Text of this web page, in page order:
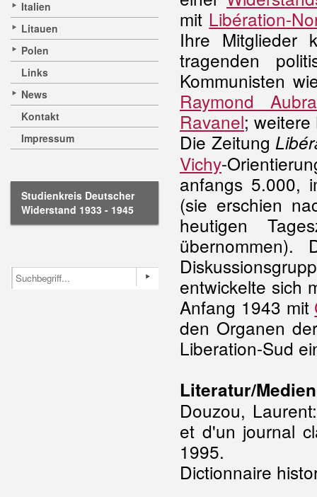
Italien
Litauen
Polen
Links
News
Kontakt
Impressum
Studienkreis Deutscher
Widerstand 1933 - 1945
mit Libération-
Ihre
tragenden
Kommunisten
Raymond
Ravanel;
Die Zeitung
Vichy-
anfangs 5.000,
(sie erschien
heutigen
übernommen).
entwickelte sich
Anfang 1943 mit
den Organen
Liberation-Sud
Literatur/Medien
Douzou,
et d'un journal
1995.
Dictionnaire